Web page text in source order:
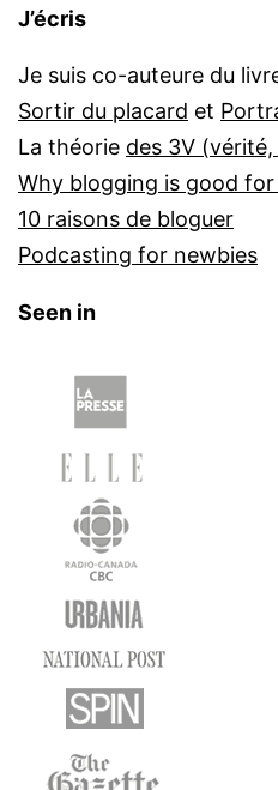
J’écris
Je suis co-auteure du
Sortir du placard et
La théorie des 3V
Why blogging is good for
10 raisons de bloguer
Podcasting for newbies
Seen in